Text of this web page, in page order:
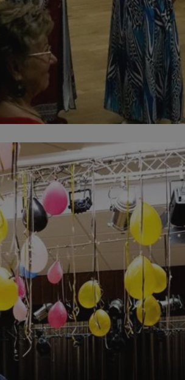
Niesklasyfikowane
takich jak logowanie użytkownika i
ze strony internetowej.
Ten plik cookie przechowuje identyfikator sesji.
Ten plik cookie przechowuje identyfikator sesji.
Ten plik cookie przechowuje informacje o
zgodzie użytkownika oraz jego preferencjach
dotyczących prywatności podczas korzystania z
witryny. Rejestruje wybory dotyczące polityki
prywatności i ustawień zgody, zapewniając ich
przestrzeganie w kolejnych wizytach. Dzięki
temu użytkownik nie musi ponownie
konfigurować swoich preferencji, co zwiększa
wygodę i zgodność z regulacjami ochrony
danych.
Rejestruje, który klaster serwerów obsługuje
gościa. Jest to używane w kontekście
równoważenia obciążenia w celu optymalizacji
doświadczenia użytkownika.
Ten plik cookie jest używany przez usługę
Cookie-Script.com do zapamiętywania
preferencji dotyczących zgody użytkownika na
pliki cookie. Jest to konieczne, aby baner cookie
Cookie-Script.com działał poprawnie.
Ten plik cookie służy do rozróżniania ludzi i
ponieważ umożliwia tworzenie ważnych